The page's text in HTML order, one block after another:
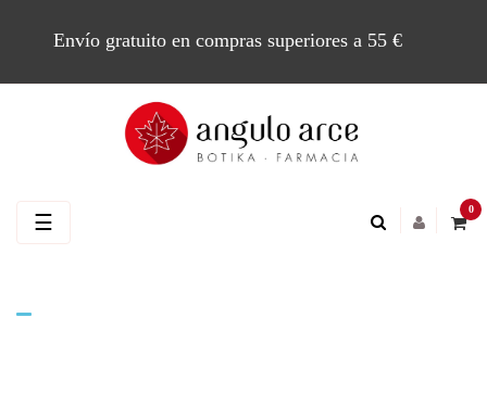
Envío gratuito en compras superiores a 55 €
0
Navegación
☰